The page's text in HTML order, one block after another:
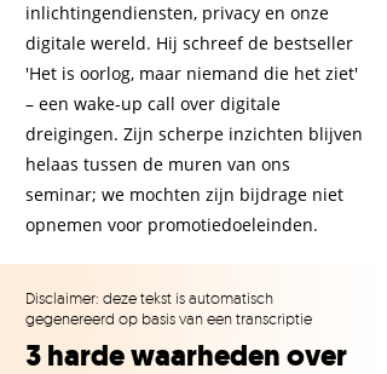
inlichtingendiensten, privacy en onze
digitale wereld. Hij schreef de bestseller
'Het is oorlog, maar niemand die het ziet'
– een wake-up call over digitale
dreigingen. Zijn scherpe inzichten blijven
helaas tussen de muren van ons
seminar; we mochten zijn bijdrage niet
opnemen voor promotiedoeleinden.
Disclaimer: deze tekst is automatisch
gegenereerd op basis van een transcriptie
3 harde waarheden over